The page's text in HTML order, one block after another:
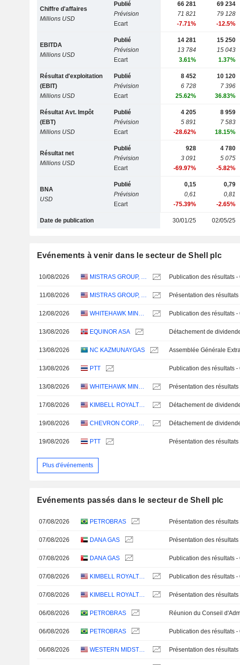
Chiffre d'affaires
Millions USD
Publié
Prévision
Ecart
66 281
71 821
-7.71%
69 234
79 128
-12.5%
EBITDA
Millions USD
Publié
Prévision
Ecart
14 281
13 784
3.61%
15 250
15 043
1.37%
Résultat d'exploitation
(EBIT)
Millions USD
Publié
Prévision
Ecart
8 452
6 728
25.62%
10 120
7 396
36.83%
Résultat Avt. Impôt
(EBT)
Millions USD
Publié
Prévision
Ecart
4 205
5 891
-28.62%
8 959
7 583
18.15%
Résultat net
Millions USD
Publié
Prévision
Ecart
928
3 091
-69.97%
4 780
5 075
-5.82%
BNA
USD
Publié
Prévision
Ecart
0,15
0,61
-75.39%
0,79
0,81
-2.65%
Date de publication 30/01/25 02/05/25
Evénements à venir dans le secteur de Shell plc
10/08/2026 MISTRAS GROUP, INC.
11/08/2026 MISTRAS GROUP, INC. Présentation des résultats
12/08/2026 WHITEHAWK MINERALS CORP.
13/08/2026 EQUINOR ASA
13/08/2026 NC KAZMUNAYGAS
13/08/2026 PTT
13/08/2026 WHITEHAWK MINERALS CORP. Présentation des résultats
17/08/2026 KIMBELL ROYALTY PARTNERS, LP
19/08/2026 CHEVRON CORPORATION
19/08/2026 PTT Présentation des résultats
Plus d'événements
Evénements passés dans le secteur de Shell plc
07/08/2026 PETROBRAS Présentation des résultats
07/08/2026 DANA GAS Présentation des résultats
07/08/2026 DANA GAS
07/08/2026
07/08/2026 Présentation des résultats
06/08/2026 PETROBRAS
06/08/2026 PETROBRAS
06/08/2026 Présentation des résultats